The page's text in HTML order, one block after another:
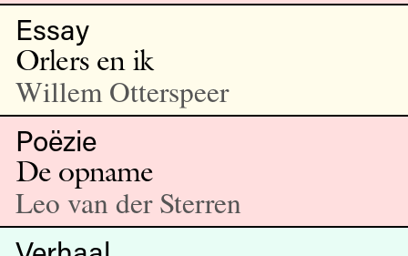
Essay
Orlers en ik
Willem Otterspeer
Poëzie
De opname
Leo van der Sterren